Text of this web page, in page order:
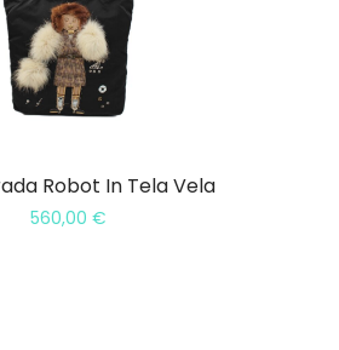
Robot In Tela Vela
560,00 €